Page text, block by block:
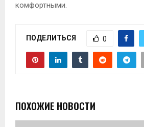
комфортными.
ПОДЕЛИТЬСЯ 0
ПОХОЖИЕ НОВОСТИ